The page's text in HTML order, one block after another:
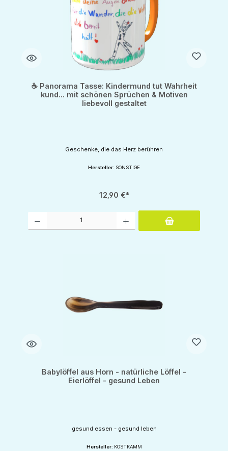
☕ Panorama Tasse: Kindermund tut Wahrheit
kund... mit schönen Sprüchen & Motiven
liebevoll gestaltet
Geschenke, die das Herz berühren
Hersteller: SONSTIGE
12,90 €*
Babylöffel aus Horn - natürliche Löffel -
Eierlöffel - gesund Leben
gesund essen - gesund leben
Hersteller: KOSTKAMM